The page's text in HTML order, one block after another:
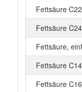
Fettsäure
Fettsäure
Fettsäure,
Fettsäure
Fettsäure